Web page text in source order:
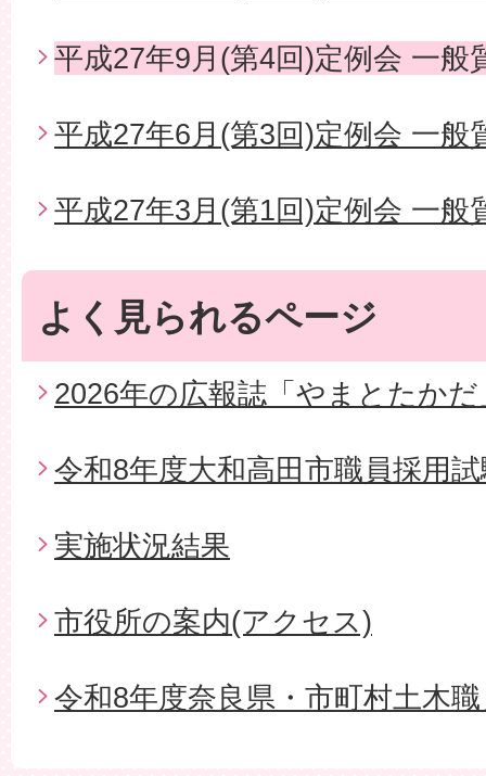
平成27年9月(第4回)定例会 一般
平成27年6月(第3回)定例会 一般
平成27年3月(第1回)定例会 一般
よく見られるページ
2026年の広報誌「やまとたかだ
令和8年度大和高田市職員採用
実施状況結果
市役所の案内(アクセス)
令和8年度奈良県・市町村土木